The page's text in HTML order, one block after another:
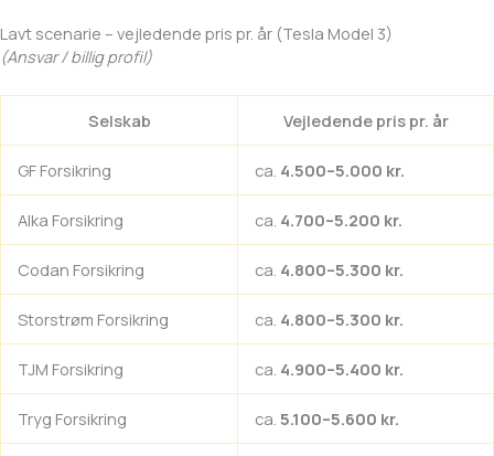
Lavt scenarie – vejledende pris pr. år (Tesla Model 3)
(Ansvar / billig profil)
Selskab Vejledende pris pr. år
GF Forsikring ca. 4.500–5.000 kr.
Alka Forsikring ca. 4.700–5.200 kr.
Codan Forsikring ca. 4.800–5.300 kr.
Storstrøm Forsikring ca. 4.800–5.300 kr.
TJM Forsikring ca. 4.900–5.400 kr.
Tryg Forsikring ca. 5.100–5.600 kr.